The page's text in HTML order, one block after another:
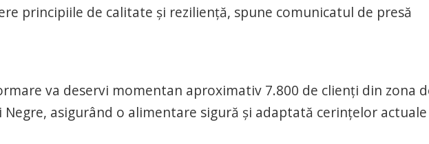
principiile de calitate și reziliență, spune comunicatul de presă
va deservi momentan aproximativ 7.800 de clienți din zona
asigurând o alimentare sigură și adaptată cerințelor